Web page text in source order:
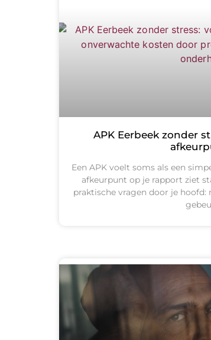
APK Eerbeek zonder
Een APK voelt soms als een
afkeurpunt op je rapport ziet
praktische vragen door je